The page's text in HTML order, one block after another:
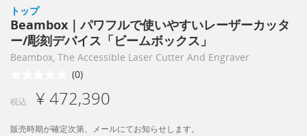
トップ
Beambox｜パワフルで使いやすいレーザーカッタ
ー/彫刻デバイス「ビームボックス」
Beambox, The Accessible Laser Cutter And Engraver
(0)
税込 ¥ 472,390
販売時期が確定次第、メールにてお知らせします。